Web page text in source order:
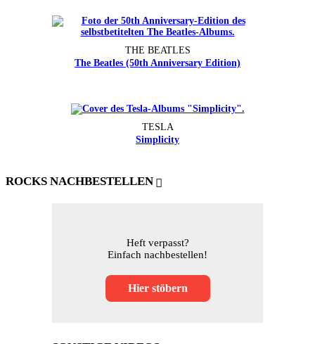
THE BEATLES
The Beatles (50th Anniversary Edition)
TESLA
Simplicity
ROCKS NACHBESTELLEN
Heft verpasst?
Einfach nachbestellen!
Hier stöbern